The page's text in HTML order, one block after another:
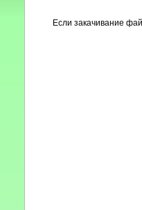
Если закачивание